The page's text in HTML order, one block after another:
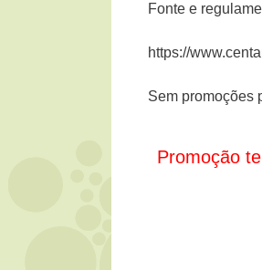
Fonte e
https://
Sem promoções
Promoção